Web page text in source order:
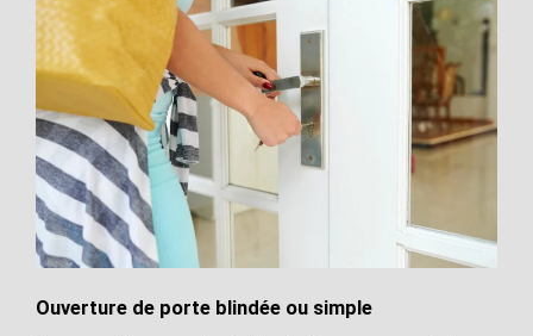
Ouverture de porte blindée ou simple